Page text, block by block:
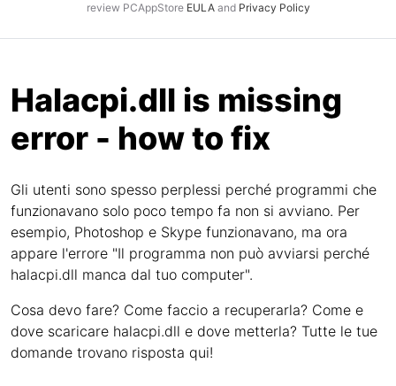
review PCAppStore EULAand Privacy Policy
Halacpi.dll is missing
error - how to fix
Gli utenti sono spesso perplessi perché programmi che
funzionavano solo poco tempo fa non si avviano. Per
esempio, Photoshop e Skype funzionavano, ma ora
appare l'errore "Il programma non può avviarsi perché
halacpi.dll manca dal tuo computer".
Cosa devo fare? Come faccio a recuperarla? Come e
dove scaricare halacpi.dll e dove metterla? Tutte le tue
domande trovano risposta qui!